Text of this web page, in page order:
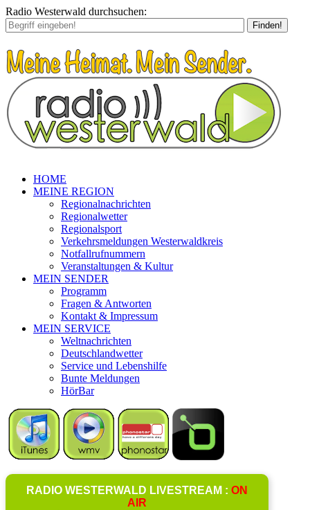
Radio Westerwald durchsuchen:
Finden!
HOME
MEINE REGION
Regionalnachrichten
Regionalwetter
Regionalsport
Verkehrsmeldungen Westerwaldkreis
Notfallrufnummern
Veranstaltungen & Kultur
MEIN SENDER
Programm
Fragen & Antworten
Kontakt & Impressum
MEIN SERVICE
Weltnachrichten
Deutschlandwetter
Service und Lebenshilfe
Bunte Meldungen
HörBar
RADIO WESTERWALD LIVESTREAM : ON
AIR